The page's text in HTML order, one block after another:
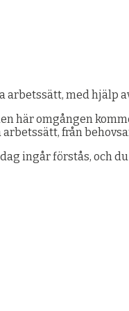
arbetssätt, med hjälp
här omgången
från
ingår förstås, och